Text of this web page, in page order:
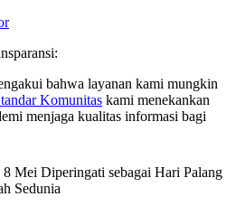
bahwa layanan kami mungkin
Komunitas kami menekankan
menjaga kualitas informasi bagi
8 Mei Diperingati sebagai Hari Palang
Sedunia